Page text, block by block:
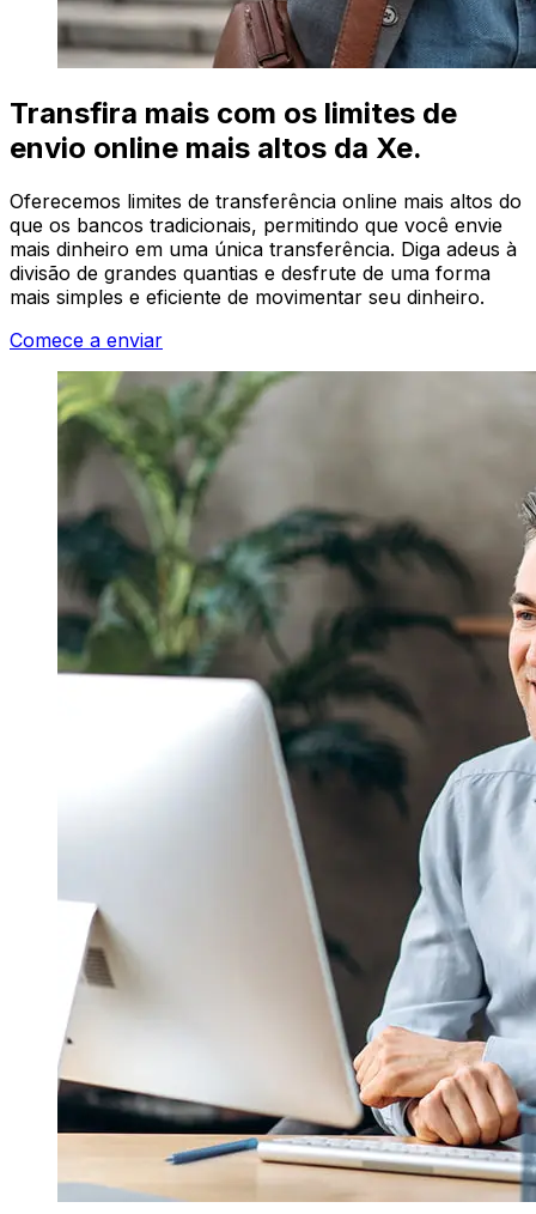
Transfira mais com os limites de
envio online mais altos da Xe.
Oferecemos limites de transferência online mais altos do
que os bancos tradicionais, permitindo que você envie
mais dinheiro em uma única transferência. Diga adeus à
divisão de grandes quantias e desfrute de uma forma
mais simples e eficiente de movimentar seu dinheiro.
Comece a enviar